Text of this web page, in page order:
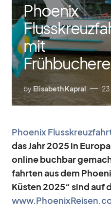
Phoenix
mit
by Elisabeth Kapral
Phoe­nix
das Jahr 2025 in
on­line buch­bar
fahr­ten aus dem
Küs­ten 2025“ sind auf